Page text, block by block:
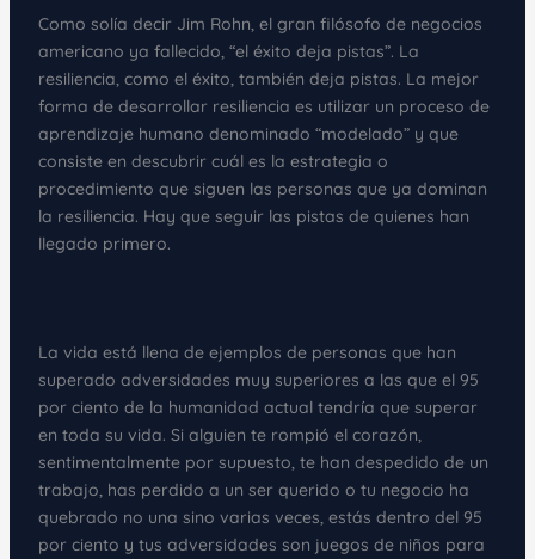
Como solía decir Jim Rohn, el gran filósofo de negocios
americano ya fallecido, “el éxito deja pistas”. La
resiliencia, como el éxito, también deja pistas. La mejor
forma de desarrollar resiliencia es utilizar un proceso de
aprendizaje humano denominado “modelado” y que
consiste en descubrir cuál es la estrategia o
procedimiento que siguen las personas que ya dominan
la resiliencia. Hay que seguir las pistas de quienes han
llegado primero.
La vida está llena de ejemplos de personas que han
superado adversidades muy superiores a las que el 95
por ciento de la humanidad actual tendría que superar
en toda su vida. Si alguien te rompió el corazón,
sentimentalmente por supuesto, te han despedido de un
trabajo, has perdido a un ser querido o tu negocio ha
quebrado no una sino varias veces, estás dentro del 95
por ciento y tus adversidades son juegos de niños para